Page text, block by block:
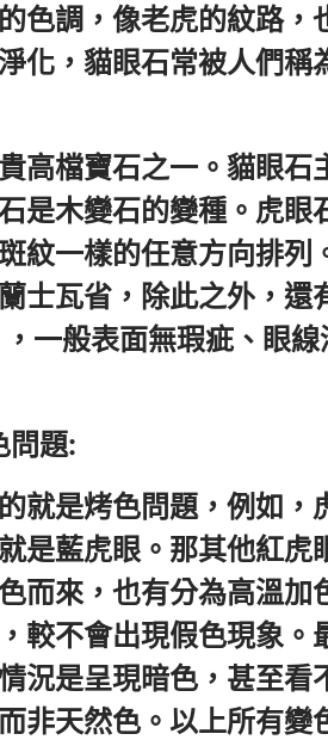
色調，像老虎的紋路，
化，貓眼石常被人們稱
高檔寶石之一。貓眼石
是木變石的變種。虎眼
紋一樣的任意方向排列
士瓦省，除此之外，還
一般表面無瑕疵、眼
問題:
就是烤色問題，例如，
是藍虎眼。那其他紅虎
而來，也有分為高溫加
較不會出現假色現象。
況是呈現暗色，甚至看
非天然色。以上所有變